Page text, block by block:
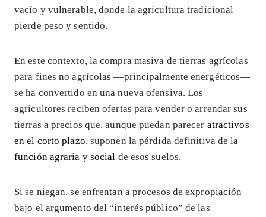
vacío y vulnerable, donde la agricultura tradicional
pierde peso y sentido.
En este contexto, la compra masiva de tierras agrícolas
para fines no agrícolas —principalmente energéticos—
se ha convertido en una nueva ofensiva. Los
agricultores reciben ofertas para vender o arrendar sus
tierras a precios que, aunque puedan parecer atractivos
en el corto plazo, suponen la pérdida definitiva de la
función agraria y social de esos suelos.
Si se niegan, se enfrentan a procesos de expropiación
bajo el argumento del “interés público” de las